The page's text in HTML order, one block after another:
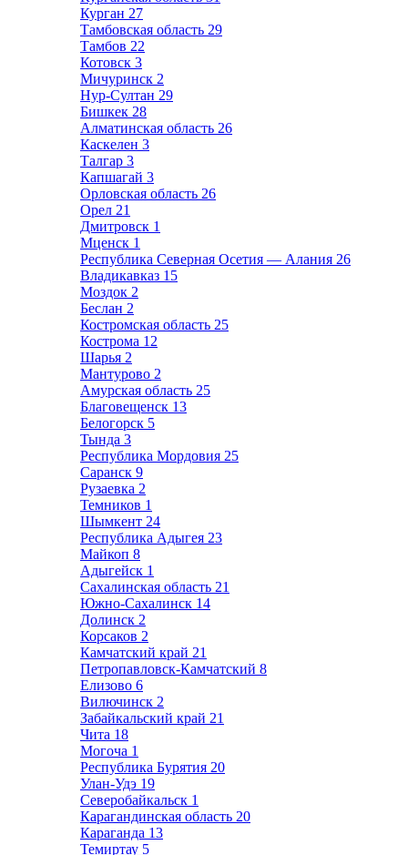
Курган 27
Тамбовская область 29
Тамбов 22
Котовск 3
Мичуринск 2
Нур-Султан 29
Бишкек 28
Алматинская область 26
Каскелен 3
Талгар 3
Капшагай 3
Орловская область 26
Орел 21
Дмитровск 1
Мценск 1
Республика Северная Осетия — Алания 26
Владикавказ 15
Моздок 2
Беслан 2
Костромская область 25
Кострома 12
Шарья 2
Мантурово 2
Амурская область 25
Благовещенск 13
Белогорск 5
Тында 3
Республика Мордовия 25
Саранск 9
Рузаевка 2
Темников 1
Шымкент 24
Республика Адыгея 23
Майкоп 8
Адыгейск 1
Сахалинская область 21
Южно-Сахалинск 14
Долинск 2
Корсаков 2
Камчатский край 21
Петропавловск-Камчатский 8
Елизово 6
Вилючинск 2
Забайкальский край 21
Чита 18
Могоча 1
Республика Бурятия 20
Улан-Удэ 19
Северобайкальск 1
Карагандинская область 20
Караганда 13
Темиртау 5